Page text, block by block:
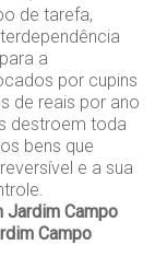
de tarefa,
a
por cupins
de reais por ano
destroem toda
bens que
e a sua
Jardim Campo
Campo